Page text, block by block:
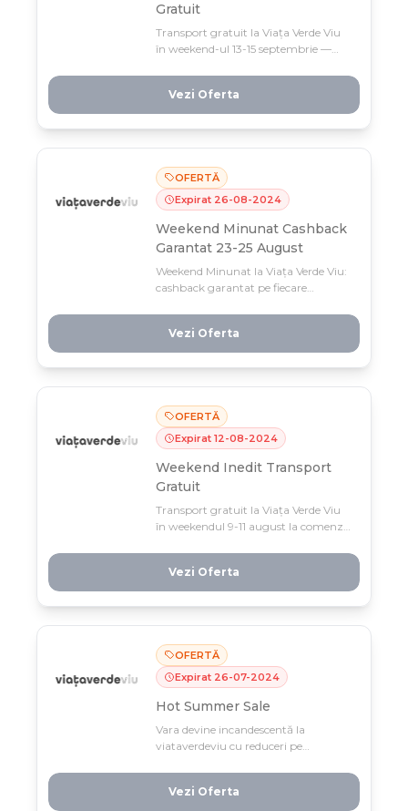
Gratuit
Transport gratuit la Viața Verde Viu
în weekend-ul 13-15 septembrie —
economisește pe livrare la produsele
tale preferate de la brandul tău
favorit.
Vezi Oferta
OFERTĂ
Expirat 26-08-2024
Weekend Minunat Cashback
Garantat 23-25 August
Weekend Minunat la Viața Verde Viu:
cashback garantat pe fiecare
checkout, în funcție de valoarea
coșului tău.
Vezi Oferta
OFERTĂ
Expirat 12-08-2024
Weekend Inedit Transport
Gratuit
Transport gratuit la Viața Verde Viu
în weekendul 9-11 august la comenzi
livrare.
Vezi Oferta
OFERTĂ
Expirat 26-07-2024
Hot Summer Sale
Vara devine incandescentă la
viataverdeviu cu reduceri pe
profită de ofertele care-ți fac sezonul
Vezi Oferta